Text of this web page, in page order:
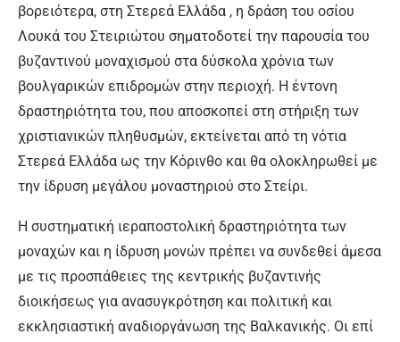
βορειότερα, στη Στερεά Ελλάδα , η δράση του οσίου
Λουκά του Στειριώτου σηματοδοτεί την παρουσία του
βυζαντινού μοναχισμού στα δύσκολα χρόνια των
βουλγαρικών επιδρομών στην περιοχή. Η έντονη
δραστηριότητα του, που αποσκοπεί στη στήριξη των
χριστιανικών πληθυσμών, εκτείνεται από τη νότια
Στερεά Ελλάδα ως την Κόρινθο και θα ολοκληρωθεί με
την ίδρυση μεγάλου μοναστηριού στο Στείρι.
Η συστηματική ιεραποστολική δραστηριότητα των
μοναχών και η ίδρυση μονών πρέπει να συνδεθεί άμεσα
με τις προσπάθειες της κεντρικής βυζαντινής
διοικήσεως για ανασυγκρότηση και πολιτική και
εκκλησιαστική αναδιοργάνωση της Βαλκανικής. Οι επί